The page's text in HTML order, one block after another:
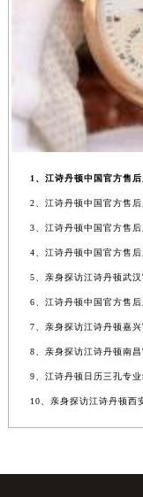
1、江诗丹顿中国官方售
2、江诗丹顿中国官方售
3、江诗丹顿中国官方售
4、江诗丹顿中国官方售
5、亲身探访江诗丹顿武
6、江诗丹顿中国官方售
7、亲身探访江诗丹顿嘉
8、亲身探访江诗丹顿南
9、江诗丹顿日历三孔专
10、亲身探访江诗丹顿西